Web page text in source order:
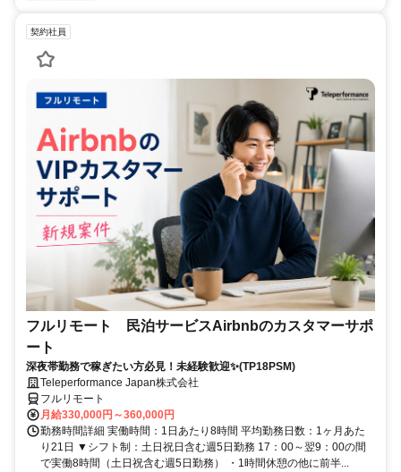
契約社員
フルリモート 民泊サービスAirbnbのカスタマーサポ
ート
深夜帯勤務で稼ぎたい方必見！未経験歓迎✨(TP18PSM)
Teleperformance Japan株式会社
フルリモート
月給330,000円～360,000円
勤務時間詳細 実働時間：1日あたり8時間 平均勤務日数：1ヶ月あた
り21日 ▼シフト制：土日祝日含む週5日勤務 17：00～翌9：00の間
で実働8時間（土日祝含む週5日勤務） ・1時間休憩の他に前半...